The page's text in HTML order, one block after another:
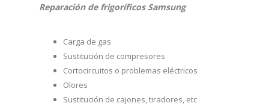
Reparación de frigoríficos Samsung
Carga de gas
Sustitución de compresores
Cortocircuitos o problemas eléctricos
Olores
Sustitución de cajones, tiradores, etc